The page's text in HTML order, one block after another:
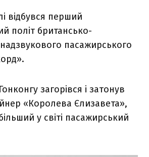
відбувся перший
політ британсько-
пасажирського
загорівся і затонув
«Королева Єлизавета»,
у світі пасажирський